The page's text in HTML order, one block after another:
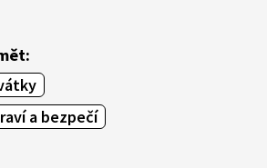
a bezpečí